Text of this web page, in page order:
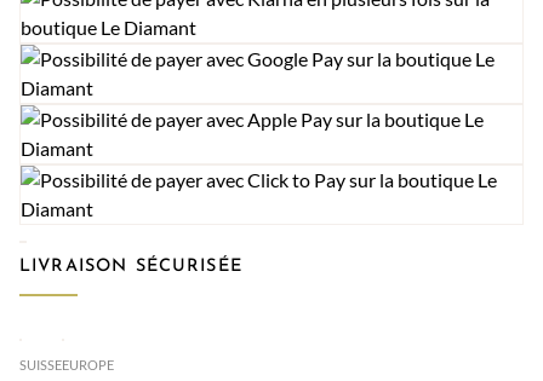
LIVRAISON SÉCURISÉE
SUISSEEUROPE